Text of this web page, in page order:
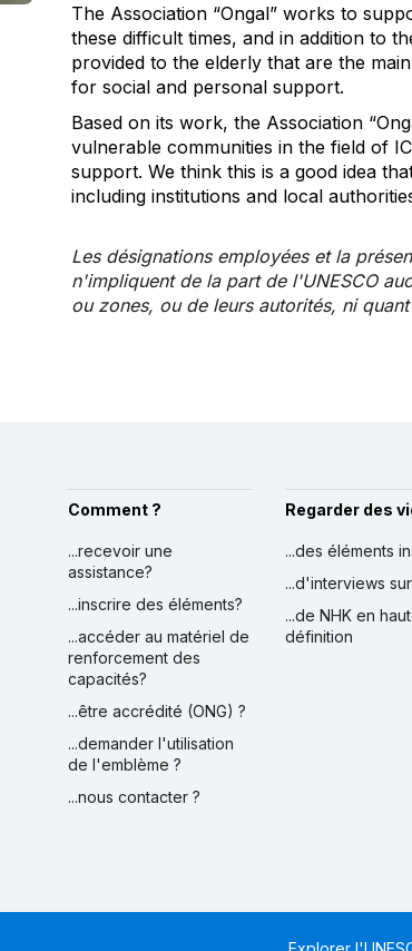
The Association “Ongal” works to
these difficult times, and in addition to
provided to the elderly that are the
for social and personal support.
Based on its work, the Association
vulnerable communities in the field of
support. We think this is a good idea
including institutions and local
Les désignations employées et la
n'impliquent de la part de l'UNESCO
ou zones, ou de leurs autorités, ni
Comment ?
...recevoir une
assistance?
...inscrire des éléments?
...accéder au matériel de
renforcement des
capacités?
...être accrédité (ONG) ?
...demander l'utilisation
de l'emblème ?
...nous contacter ?
Regarder des
...des éléments
...d'interviews
...de NHK en
définition